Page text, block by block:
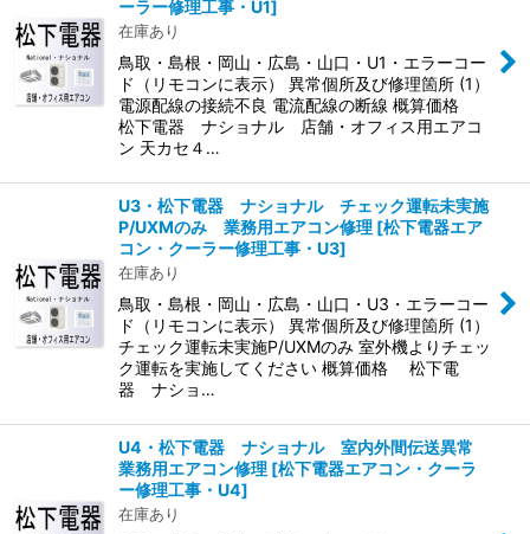
ーラー修理工事・U1]
在庫あり
鳥取・島根・岡山・広島・山口・U1・エラーコー
ド（リモコンに表示） 異常個所及び修理箇所 (1）
電源配線の接続不良 電流配線の断線 概算価格
松下電器 ナショナル 店舗・オフィス用エアコ
ン 天カセ４…
U3・松下電器 ナショナル チェック運転未実施
P/UXMのみ 業務用エアコン修理 [松下電器エア
コン・クーラー修理工事・U3]
在庫あり
鳥取・島根・岡山・広島・山口・U3・エラーコー
ド（リモコンに表示） 異常個所及び修理箇所 (1）
チェック運転未実施P/UXMのみ 室外機よりチェッ
ク運転を実施してください 概算価格 松下電
器 ナショ…
U4・松下電器 ナショナル 室内外間伝送異常
業務用エアコン修理 [松下電器エアコン・クーラ
ー修理工事・U4]
在庫あり